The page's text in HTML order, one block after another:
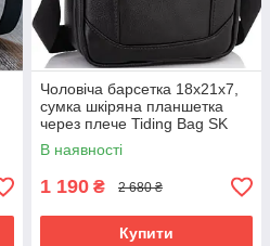
Чоловіча барсетка 18х21х7,
сумка шкіряна планшетка
через плече Tiding Bag SK
N5386 чорна
В наявності
1 190 ₴ 2 680 ₴
Купити